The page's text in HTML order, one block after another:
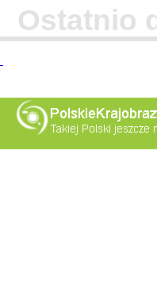
Ostatnio